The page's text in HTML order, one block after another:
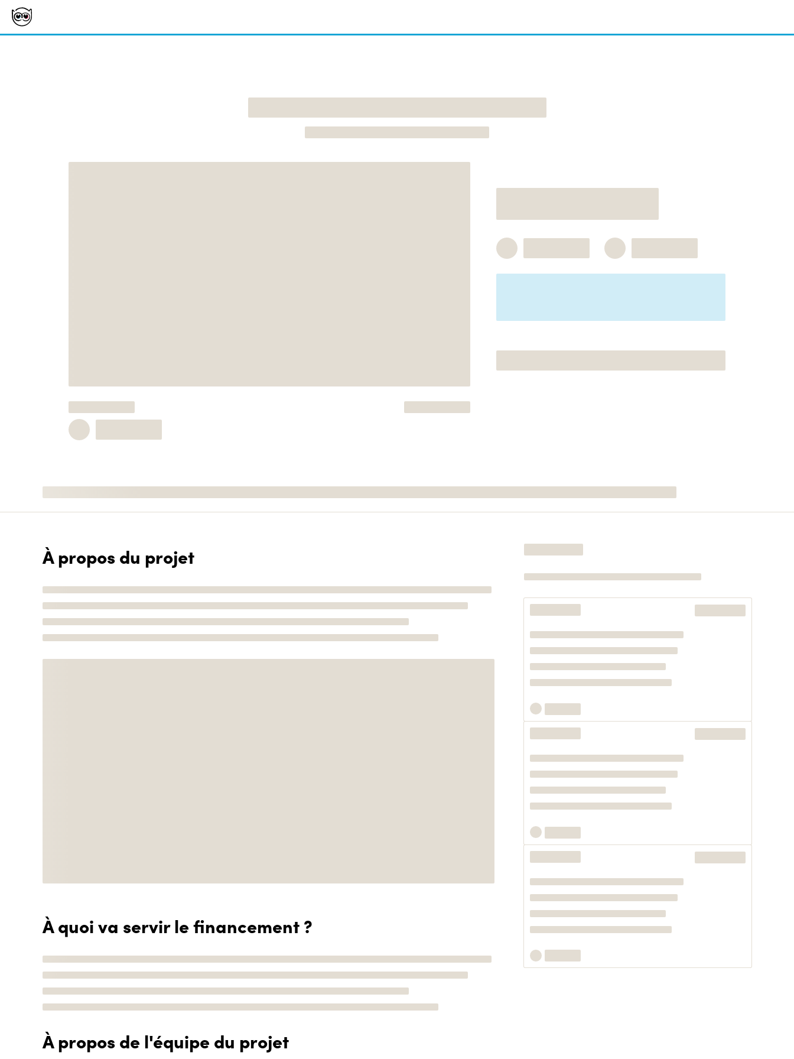
À propos du projet
À quoi va servir le financement ?
À propos de l'équipe du projet